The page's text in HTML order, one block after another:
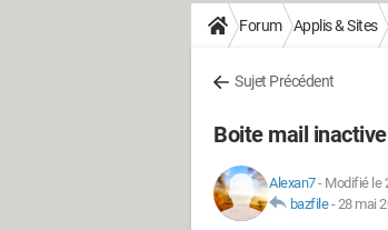
Forum Applis & Sites
Sujet Précédent
Boite mail inactive
Alexan7- Modifié le
bazfile-28 mai